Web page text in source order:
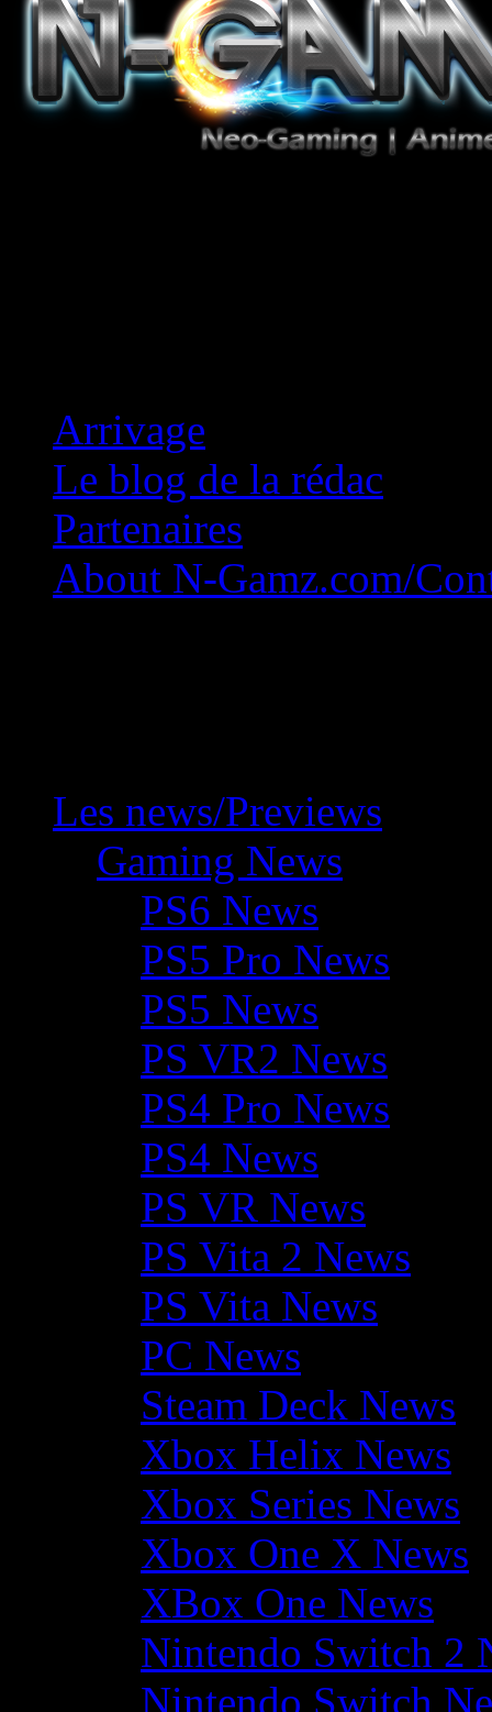
Arrivage
Le blog de la rédac
Partenaires
About N-Gamz.com/
Les news/Previews
Gaming News
PS6 News
PS5 Pro News
PS5 News
PS VR2 News
PS4 Pro News
PS4 News
PS VR News
PS Vita 2 News
PS Vita News
PC News
Steam Deck News
Xbox Helix News
Xbox Series News
Xbox One X News
XBox One News
Nintendo Switch 2
Nintendo Switch